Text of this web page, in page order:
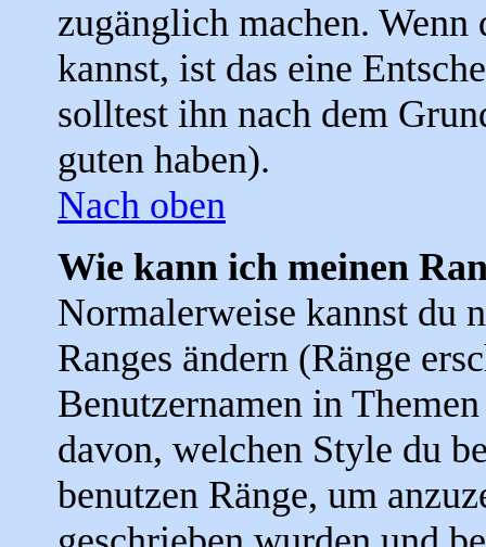
zugänglich machen. Wenn
kannst, ist das eine
solltest ihn nach dem
guten haben).
Nach oben
Wie kann ich meinen
Normalerweise kannst du
Ranges ändern (Ränge
Benutzernamen in
davon, welchen Style du
benutzen Ränge, um